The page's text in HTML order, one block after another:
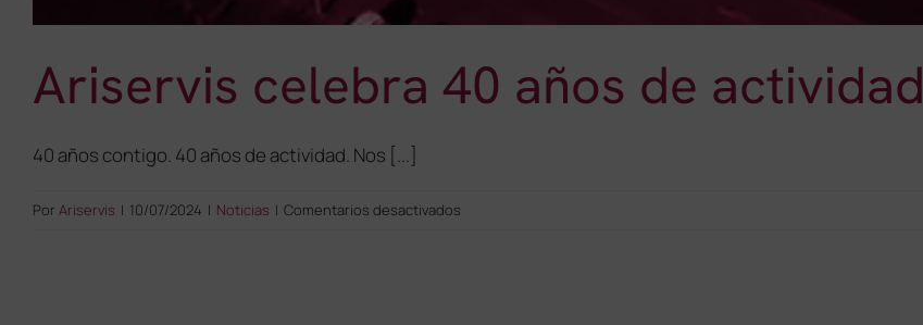
Ariservis celebra 40 años de actividad
40 años contigo. 40 años de actividad. Nos [...]
Por Ariservis | 10/07/2024 | Noticias | Comentarios desactivados